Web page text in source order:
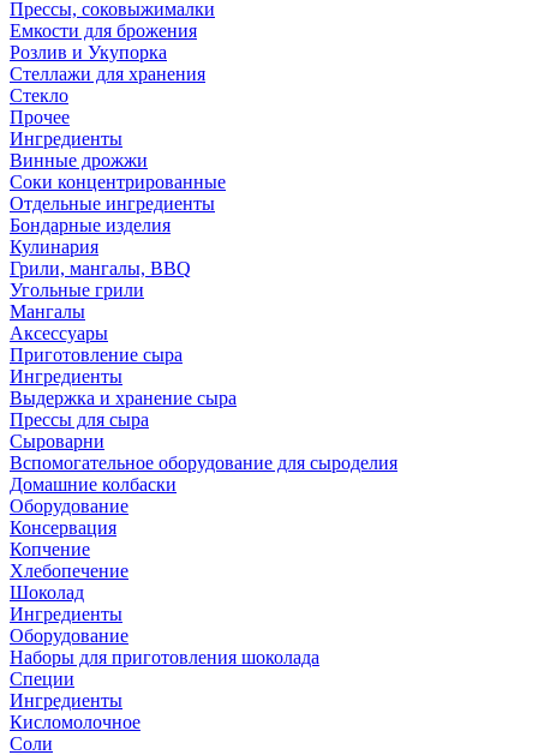
Прессы, соковыжималки
Емкости для брожения
Розлив и Укупорка
Стеллажи для хранения
Стекло
Прочее
Ингредиенты
Винные дрожжи
Соки концентрированные
Отдельные ингредиенты
Бондарные изделия
Кулинария
Грили, мангалы, BBQ
Угольные грили
Мангалы
Аксессуары
Приготовление сыра
Ингредиенты
Выдержка и хранение сыра
Прессы для сыра
Сыроварни
Вспомогательное оборудование для сыроделия
Домашние колбаски
Оборудование
Консервация
Копчение
Хлебопечение
Шоколад
Ингредиенты
Оборудование
Наборы для приготовления шоколада
Специи
Ингредиенты
Кисломолочное
Соли